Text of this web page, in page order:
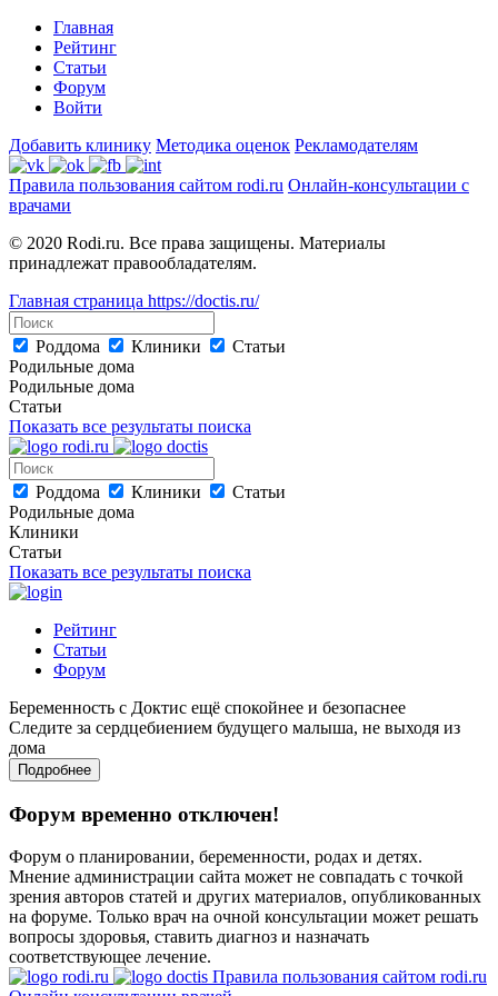
Главная
Рейтинг
Статьи
Форум
Войти
Добавить клинику Методика оценок Рекламодателям
Правила пользования сайтом rodi.ru Онлайн-консультации с
врачами
© 2020 Rodi.ru. Все права защищены. Материалы
принадлежат правообладателям.
Главная страница https://doctis.ru/
Роддома Клиники
Статьи
Родильные дома
Родильные дома
Статьи
Показать все результаты поиска
Роддома Клиники
Статьи
Родильные дома
Клиники
Статьи
Показать все результаты поиска
Рейтинг
Статьи
Форум
Беременность с Доктис ещё спокойнее и безопаснее
Следите за сердцебиением будущего малыша, не выходя из
дома
Подробнее
Форум временно отключен!
Форум о планировании, беременности, родах и детях.
Мнение администрации сайта может не совпадать с точкой
зрения авторов статей и других материалов, опубликованных
на форуме. Только врач на очной консультации может решать
вопросы здоровья, ставить диагноз и назначать
соответствующее лечение.
Правила пользования сайтом rodi.ru